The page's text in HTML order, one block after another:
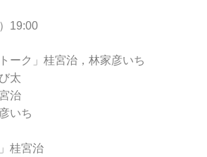
19:00
ーク」桂宮治，林家彦いち
太
治
いち
桂宮治